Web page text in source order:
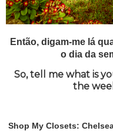
Então, digam-me lá
o dia da
So, tell me what is
the
Shop My Closets: